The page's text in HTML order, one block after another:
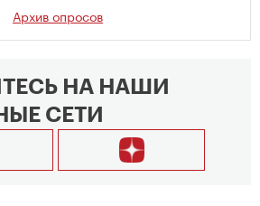
Архив опросов
НА НАШИ
СЕТИ